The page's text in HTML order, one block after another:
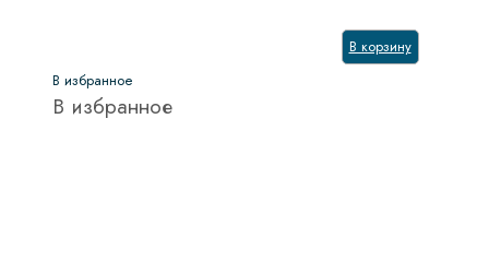
В корзину
В избранное
В избранное